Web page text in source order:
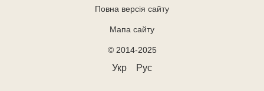
Повна версія сайту
Мапа сайту
© 2014-2025
Укр Рус